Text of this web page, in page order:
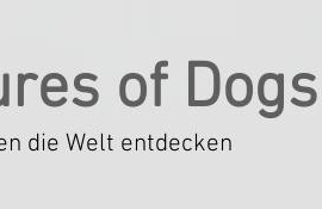
of Dogs
die Welt entdecken